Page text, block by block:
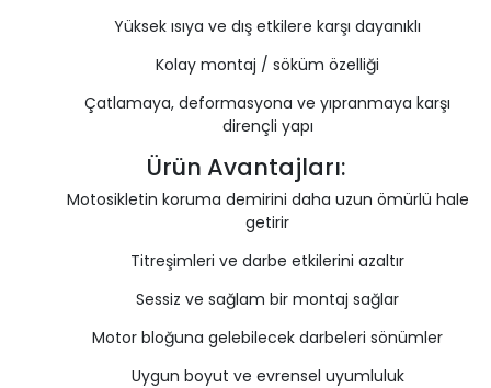
Yüksek ısıya ve dış etkilere karşı dayanıklı
Kolay montaj / söküm özelliği
Çatlamaya, deformasyona ve yıpranmaya karşı
dirençli yapı
Ürün Avantajları:
Motosikletin koruma demirini daha uzun ömürlü hale
getirir
Titreşimleri ve darbe etkilerini azaltır
Sessiz ve sağlam bir montaj sağlar
Motor bloğuna gelebilecek darbeleri sönümler
Uygun boyut ve evrensel uyumluluk